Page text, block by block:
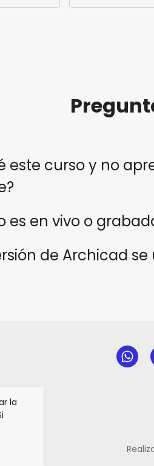
este curso y no
es en vivo o
de Archicad se
la